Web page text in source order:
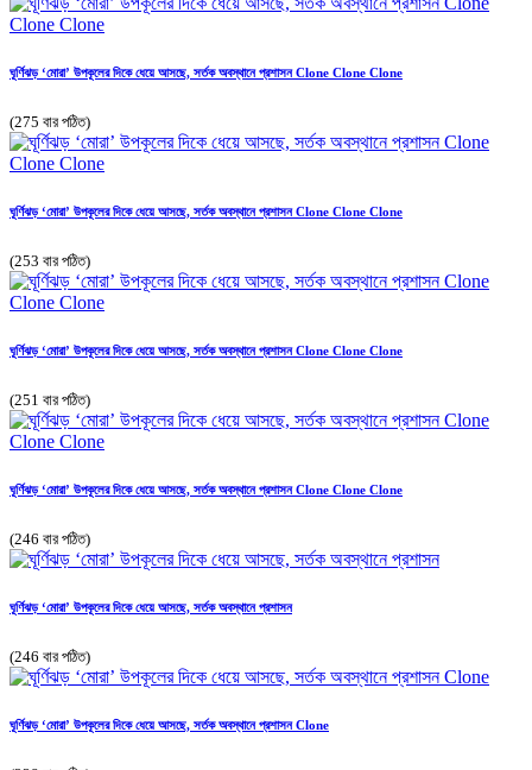
ঘূর্ণিঝড় ‘মোরা’ উপকূলের দিকে ধেয়ে আসছে, সর্তক অবস্থানে প্রশাসন Clone Clone Clone
(275 বার পঠিত)
ঘূর্ণিঝড় ‘মোরা’ উপকূলের দিকে ধেয়ে আসছে, সর্তক অবস্থানে প্রশাসন Clone Clone Clone
(253 বার পঠিত)
ঘূর্ণিঝড় ‘মোরা’ উপকূলের দিকে ধেয়ে আসছে, সর্তক অবস্থানে প্রশাসন Clone Clone Clone
(251 বার পঠিত)
ঘূর্ণিঝড় ‘মোরা’ উপকূলের দিকে ধেয়ে আসছে, সর্তক অবস্থানে প্রশাসন Clone Clone Clone
(246 বার পঠিত)
ঘূর্ণিঝড় ‘মোরা’ উপকূলের দিকে ধেয়ে আসছে, সর্তক অবস্থানে প্রশাসন
(246 বার পঠিত)
ঘূর্ণিঝড় ‘মোরা’ উপকূলের দিকে ধেয়ে আসছে, সর্তক অবস্থানে প্রশাসন Clone